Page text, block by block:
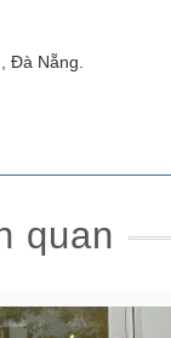
Đà Nẵng.
quan